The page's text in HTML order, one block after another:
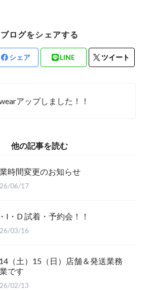
ブログをシェアする
シェア LINE ツイート
アップしました！！
他の記事を読む
時間変更のお知らせ
06/17
I・D 試着・予約会！！
03/16
（土）15（日）店舗＆発送業務
です
02/13